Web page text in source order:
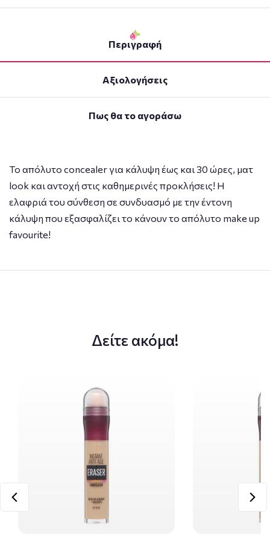
Περιγραφή
Αξιολογήσεις
Πως θα το αγοράσω
Το απόλυτο concealer για κάλυψη έως και 30 ώρες, ματ
look και αντοχή στις καθημερινές προκλήσεις! Η
ελαφριά του σύνθεση σε συνδυασμό με την έντονη
κάλυψη που εξασφαλίζει το κάνουν το απόλυτο make up
favourite!
Δείτε ακόμα!